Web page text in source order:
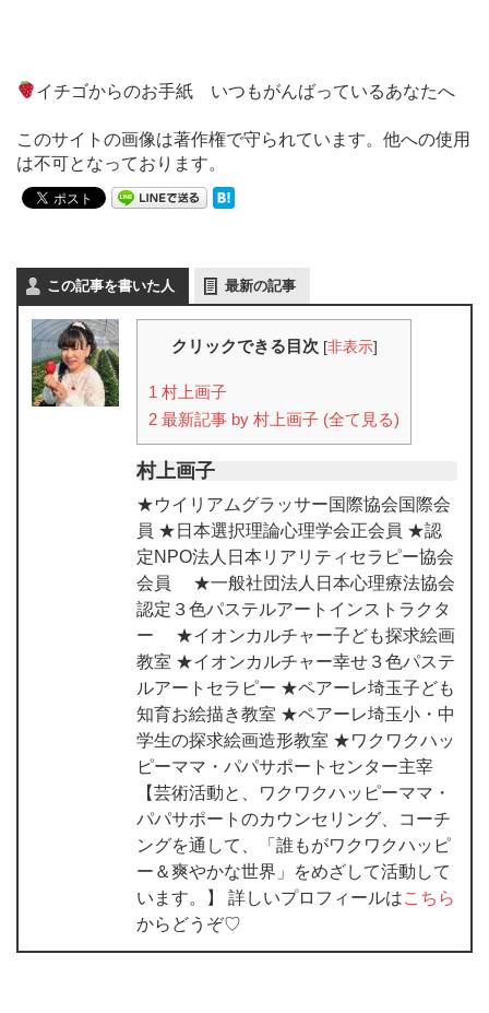
イチゴからのお手紙 いつもがんばっているあなたへ
このサイトの画像は著作権で守られています。他への使用
は不可となっております。
この記事を書いた人 最新の記事
クリックできる目次 [非表示]
1 村上画子
2 最新記事 by 村上画子 (全て見る)
村上画子
★ウイリアムグラッサー国際協会国際会
員 ★日本選択理論心理学会正会員 ★認
定NPO法人日本リアリティセラピー協会
会員 ★一般社団法人日本心理療法協会
認定３色パステルアートインストラクタ
ー ★イオンカルチャー子ども探求絵画
教室 ★イオンカルチャー幸せ３色パステ
ルアートセラピー ★ペアーレ埼玉子ども
知育お絵描き教室 ★ペアーレ埼玉小・中
学生の探求絵画造形教室 ★ワクワクハッ
ピーママ・パパサポートセンター主宰
【芸術活動と、ワクワクハッピーママ・
パパサポートのカウンセリング、コーチ
ングを通して、「誰もがワクワクハッピ
ー＆爽やかな世界」をめざして活動して
います。】 詳しいプロフィールはこちら
からどうぞ♡